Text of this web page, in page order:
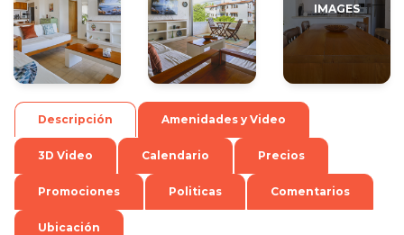
IMAGES
Descripción Amenidades y Video
3D Video Calendario Precios
Promociones Politicas Comentarios
Ubicación